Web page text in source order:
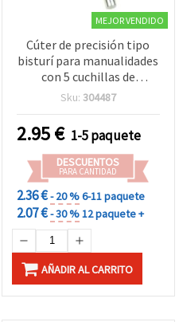
MEJOR VENDIDO
Cúter de precisión tipo
bisturí para manualidades
con 5 cuchillas de
repuesto para decoración
Sku: 304487
2.95€ 1-5 paquete
DESCUENTOS
PARA CANTIDAD
2.36 €- 20 %6-11 paquete
2.07 €- 30 %12 paquete +
AÑADIR AL CARRITO